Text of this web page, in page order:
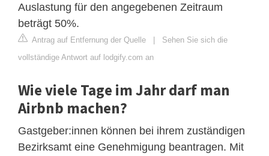
Auslastung für den angegebenen Zeitraum
beträgt 50%.
Antrag auf Entfernung der Quelle | Sehen Sie sich die
vollständige Antwort auf lodgify.com an
Wie viele Tage im Jahr darf man
Airbnb machen?
Gastgeber:innen können bei ihrem zuständigen
Bezirksamt eine Genehmigung beantragen. Mit